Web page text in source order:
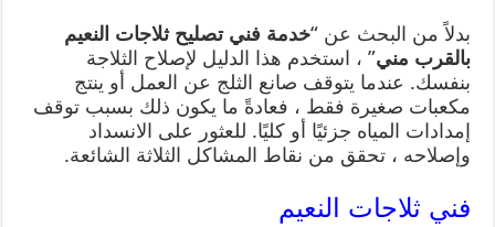
بدلاً من البحث عن “خدمة فني تصليح ثلاجات النعيم
بالقرب مني” ، استخدم هذا الدليل لإصلاح الثلاجة
بنفسك. عندما يتوقف صانع الثلج عن العمل أو ينتج
مكعبات صغيرة فقط ، فعادةً ما يكون ذلك بسبب توقف
إمدادات المياه جزئيًا أو كليًا. للعثور على الانسداد
وإصلاحه ، تحقق من نقاط المشاكل الثلاثة الشائعة.
فني ثلاجات النعيم